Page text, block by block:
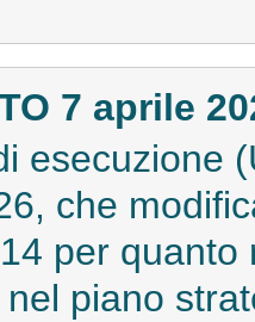
7 aprile
esecuzione
che
per
piano